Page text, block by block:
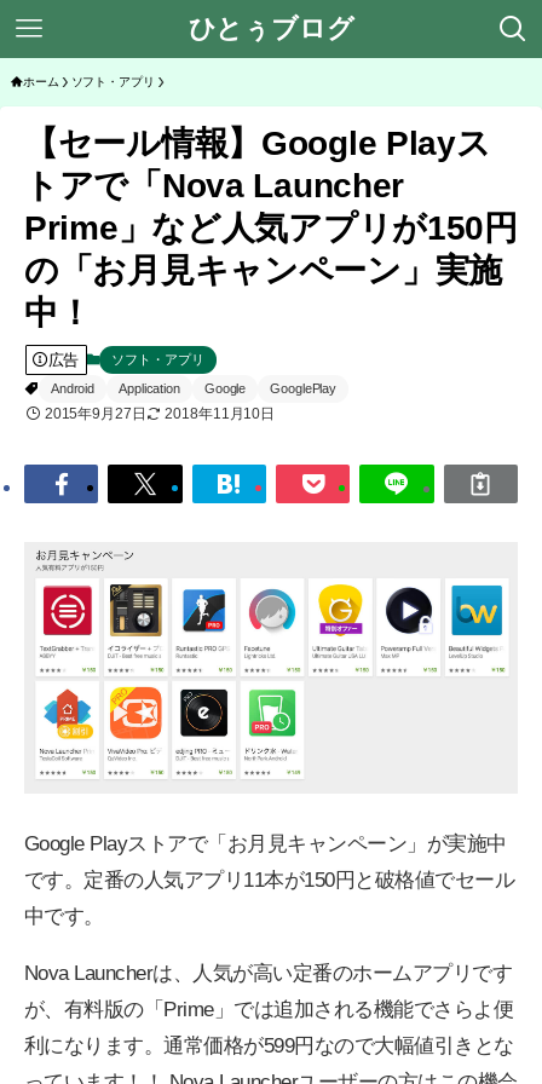
ひとぅブログ
ホーム ソフト・アプリ
【セール情報】Google Playス
トアで「Nova Launcher
Prime」など人気アプリが150円
の「お月見キャンペーン」実施
中！
広告
ソフト・アプリ
Android
Application Google GooglePlay
2015年9月27日 2018年11月10日
Google Playストアで「お月見キャンペーン」が実施中
です。定番の人気アプリ11本が150円と破格値でセール
中です。
Nova Launcherは、人気が高い定番のホームアプリです
が、有料版の「Prime」では追加される機能でさらよ便
利になります。通常価格が599円なので大幅値引きとな